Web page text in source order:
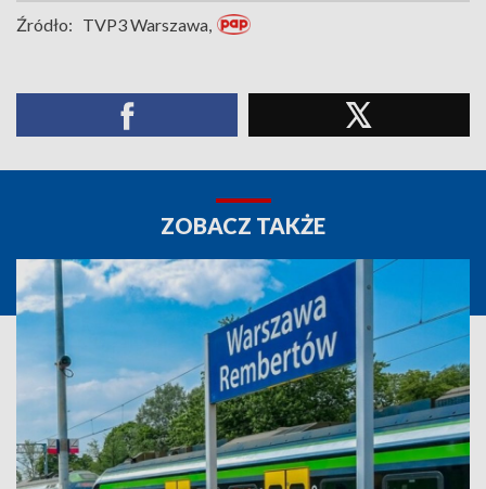
Źródło: TVP3 Warszawa,
ZOBACZ TAKŻE